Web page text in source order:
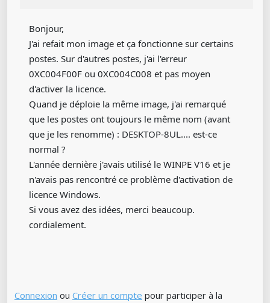
Bonjour,
J'ai refait mon image et ça fonctionne sur certains
postes. Sur d'autres postes, j'ai l'erreur
0XC004F00F ou 0XC004C008 et pas moyen
d'activer la licence.
Quand je déploie la même image, j'ai remarqué
que les postes ont toujours le même nom (avant
que je les renomme) : DESKTOP-8UL.... est-ce
normal ?
L'année dernière j'avais utilisé le WINPE V16 et je
n'avais pas rencontré ce problème d'activation de
licence Windows.
Si vous avez des idées, merci beaucoup.
cordialement.
Connexion ou Créer un compte pour participer à la